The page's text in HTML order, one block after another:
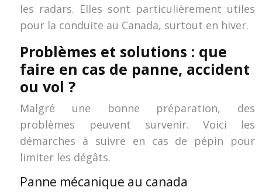
les radars. Elles sont particulièrement utiles
pour la conduite au Canada, surtout en hiver.
Problèmes et solutions : que
faire en cas de panne, accident
ou vol ?
Malgré une bonne préparation, des
problèmes peuvent survenir. Voici les
démarches à suivre en cas de pépin pour
limiter les dégâts.
Panne mécanique au canada